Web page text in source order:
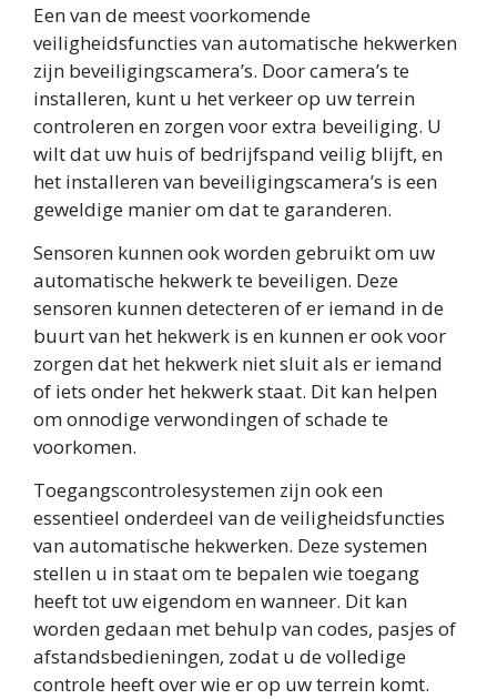
Een van de meest voorkomende
veiligheidsfuncties van automatische hekwerken
zijn beveiligingscamera’s. Door camera’s te
installeren, kunt u het verkeer op uw terrein
controleren en zorgen voor extra beveiliging. U
wilt dat uw huis of bedrijfspand veilig blijft, en
het installeren van beveiligingscamera’s is een
geweldige manier om dat te garanderen.
Sensoren kunnen ook worden gebruikt om uw
automatische hekwerk te beveiligen. Deze
sensoren kunnen detecteren of er iemand in de
buurt van het hekwerk is en kunnen er ook voor
zorgen dat het hekwerk niet sluit als er iemand
of iets onder het hekwerk staat. Dit kan helpen
om onnodige verwondingen of schade te
voorkomen.
Toegangscontrolesystemen zijn ook een
essentieel onderdeel van de veiligheidsfuncties
van automatische hekwerken. Deze systemen
stellen u in staat om te bepalen wie toegang
heeft tot uw eigendom en wanneer. Dit kan
worden gedaan met behulp van codes, pasjes of
afstandsbedieningen, zodat u de volledige
controle heeft over wie er op uw terrein komt.